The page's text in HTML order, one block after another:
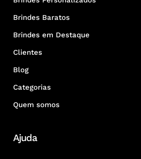
Brindes Baratos
Brindes em Destaque
Clientes
Blog
Categorias
Quem somos
Ajuda